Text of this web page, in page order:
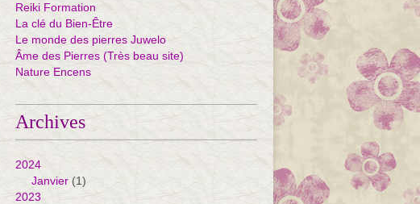
Reiki Formation
La clé du Bien-Être
Le monde des pierres Juwelo
Âme des Pierres (Très beau site)
Nature Encens
Archives
2024
Janvier (1)
2023